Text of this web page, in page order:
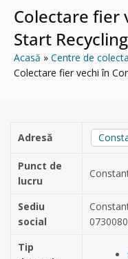
Colectare fier
Start
Acasă
Centre de
Colectare fier vechi în
Adresă
Punct de
lucru
Sediu
social
Tip